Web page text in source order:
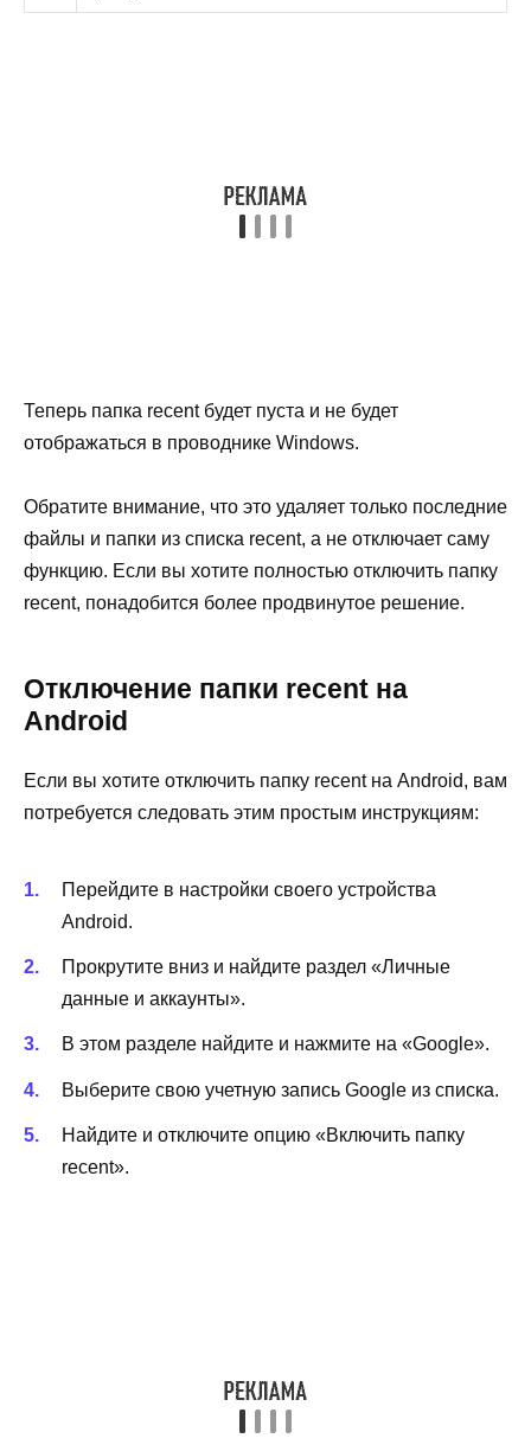
Теперь папка recent будет пуста и не будет
отображаться в проводнике Windows.
Обратите внимание, что это удаляет только последние
файлы и папки из списка recent, а не отключает саму
функцию. Если вы хотите полностью отключить папку
recent, понадобится более продвинутое решение.
Отключение папки recent на
Android
Если вы хотите отключить папку recent на Android, вам
потребуется следовать этим простым инструкциям:
Перейдите в настройки своего устройства
Android.
Прокрутите вниз и найдите раздел «Личные
данные и аккаунты».
В этом разделе найдите и нажмите на «Google».
Выберите свою учетную запись Google из списка.
Найдите и отключите опцию «Включить папку
recent».